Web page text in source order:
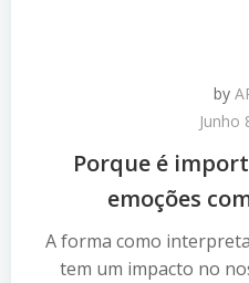
by
Junho
Porque é
emoções
A forma como
tem um impacto no